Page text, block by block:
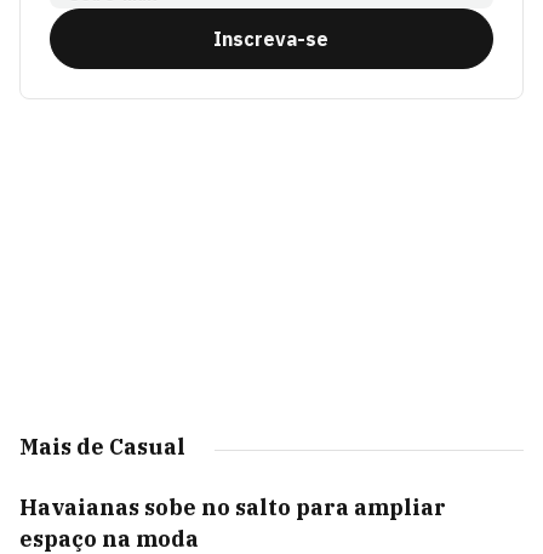
Inscreva-se
Mais de Casual
Havaianas sobe no salto para ampliar
espaço na moda